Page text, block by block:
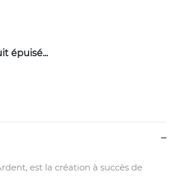
épuisé...
est la création à succès de